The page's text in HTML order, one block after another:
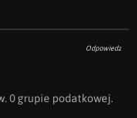
Odpowiedz
0 grupie podatkowej.